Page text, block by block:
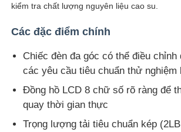
Kiểm soát chất lượng
Liên hệ chúng tôi
Yêu cầu báo giá
kiểm tra chất lượng nguyên liệu cao su.
Các đặc điểm chính
Chiếc đèn đa góc có thể điều
các yêu cầu tiêu chuẩn thử nghiệm
Đồng hồ LCD 8 chữ số rõ ràng để
quay thời gian thực
Trọng lượng tải tiêu chuẩn kép